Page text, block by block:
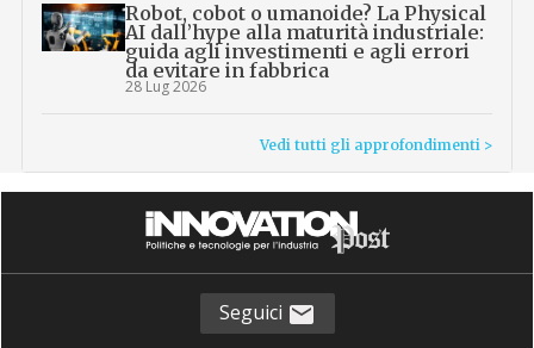
Robot, cobot o umanoide? La Physical
AI dall’hype alla maturità industriale:
guida agli investimenti e agli errori
da evitare in fabbrica
28 Lug 2026
Vedi tutti gli approfondimenti >
Seguici